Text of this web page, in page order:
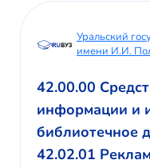
Уральский
имени И.И.
42.00.00
информации и
библиотечное
42.02.01